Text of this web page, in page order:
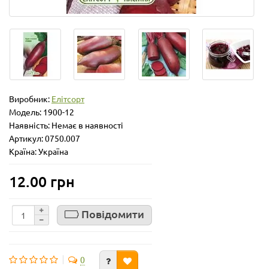
Виробник: Елітсорт
Модель: 1900-12
Наявність: Немає в наявності
Артикул: 0750.007
Країна: Україна
12.00 грн
Повідомити
0